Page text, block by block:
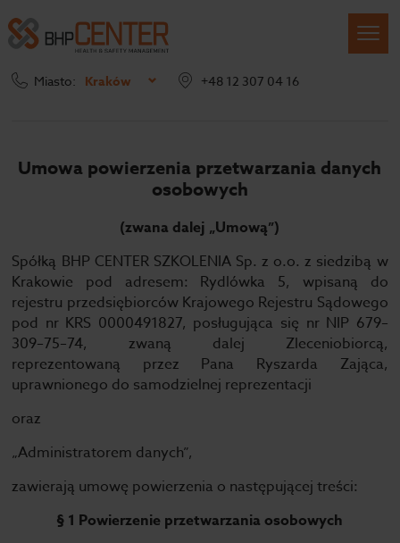
Miasto: Kraków +48 12 307 04 16
Umowa powierzenia przetwarzania danych
osobowych
(zwana dalej „Umową”)
Spółką BHP CENTER SZKOLENIA Sp. z o.o. z siedzibą w
Krakowie pod adresem: Rydlówka 5, wpisaną do
rejestru przedsiębiorców Krajowego Rejestru Sądowego
pod nr KRS 0000491827, posługująca się nr NIP 679–
309–75–74, zwaną dalej Zleceniobiorcą,
reprezentowaną przez Pana Ryszarda Zająca,
uprawnionego do samodzielnej reprezentacji
oraz
„Administratorem danych”,
zawierają umowę powierzenia o następującej treści:
§ 1 Powierzenie przetwarzania osobowych